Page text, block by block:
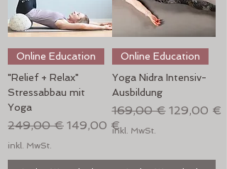
Online Education
"Relief + Relax"
Stressabbau mit
Yoga
Standardpreis
249,00 € Sale-Preis
149,00 €
inkl. MwSt.
Online Education
Yoga Nidra Intensiv-
Ausbildung
Standardpreis
169,00 € Sale-Preis
129,00 €
inkl. MwSt.